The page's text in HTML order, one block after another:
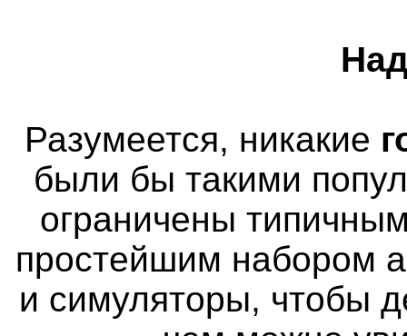
Разумеется, никакие
были бы такими
ограничены
простейшим набором
и симуляторы, чтобы